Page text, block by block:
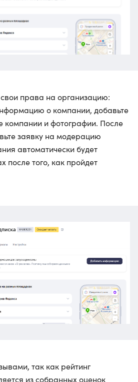
права на организацию:
о компании, добавьте
компании и фотографии. После
заявку на модерацию
автоматически будет
после того, как пройдет
так как рейтинг
из собранных оценок